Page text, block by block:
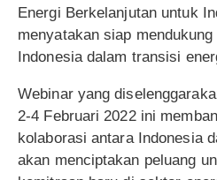
Energi Berkelanjutan untuk
menyatakan siap
Indonesia dalam transisi
Webinar yang
2-4 Februari 2022 ini
kolaborasi antara Indonesia
akan menciptakan peluang